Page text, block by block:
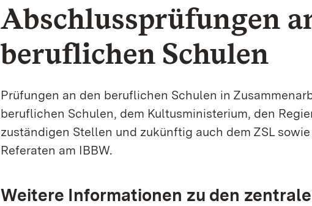
Abschlussprüfungen
beruflichen Schulen
Prüfungen an den beruflichen Schulen in
beruflichen Schulen, dem Kultusministerium, den
zuständigen Stellen und zukünftig auch dem ZSL
Referaten am IBBW.
Weitere Informationen zu den